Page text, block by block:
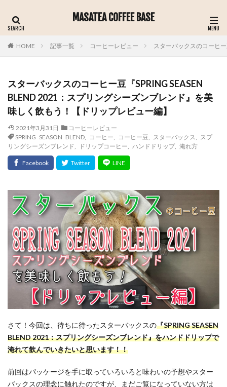
MASATEA COFFEE BASE
HOME 記事一覧 コーヒーレビュー スターバックスのコーヒ
スターバックスのコーヒー豆『SPRING SEASEN
BLEND 2021：スプリングシーズンブレンド』を美
味しく飲もう！【ドリップレビュー編】
2021年3月31日
コーヒーレビュー
SPRING SEASON BLEND, コーヒー コーヒー豆 スターバックス
スプ
リングシーズンブレンド
ドリップコーヒー ハンドドリップ, 淹れ方
さて！今回は、待ちに待ったスターバックスの『SPRING SEASEN
BLEND 2021：スプリングシーズンブレンド』をハンドドリップで
淹れて飲んでいきたいと思います！！
前回はパッケージを手に取っていろいろと味わいの予想やスター
バックスの理念に触れたのですが、まだご覧になっていない方は